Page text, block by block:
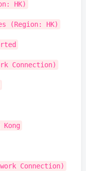
: HK)
(Region: HK)
Connection)
Kong
Connection)